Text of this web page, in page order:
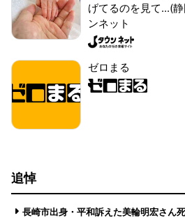
げてるのを見て...(
ンネット
ゼロまる
追悼
長崎市出身・平和訴えた美輪明宏さん